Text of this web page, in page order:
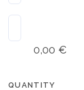
0,00 €
QUANTITY